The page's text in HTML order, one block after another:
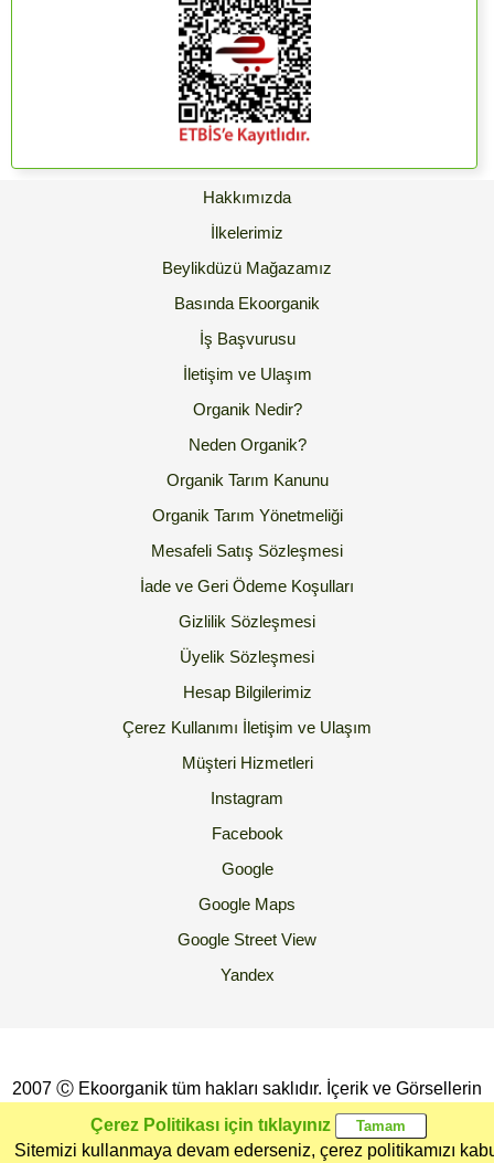
Hakkımızda
İlkelerimiz
Beylikdüzü Mağazamız
Basında Ekoorganik
İş Başvurusu
İletişim ve Ulaşım
Organik Nedir?
Neden Organik?
Organik Tarım Kanunu
Organik Tarım Yönetmeliği
Mesafeli Satış Sözleşmesi
İade ve Geri Ödeme Koşulları
Gizlilik Sözleşmesi
Üyelik Sözleşmesi
Hesap Bilgilerimiz
Çerez Kullanımı İletişim ve Ulaşım
Müşteri Hizmetleri
Instagram
Facebook
Google
Google Maps
Google Street View
Yandex
Çerez Politikası için tıklayınız
Sitemizi kullanmaya devam ederseniz, çerez politikamızı
2007 Ⓒ Ekoorganik tüm hakları saklıdır. İçerik ve Görsellerin
İzinsiz Kopyalanması yada Kullanılması Yasaktır.